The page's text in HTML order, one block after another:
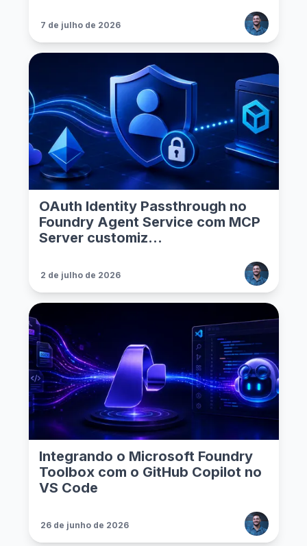
7 de julho de 2026
OAuth Identity Passthrough no
Foundry Agent Service com MCP
Server customiz...
2 de julho de 2026
Integrando o Microsoft Foundry
Toolbox com o GitHub Copilot no
VS Code
26 de junho de 2026